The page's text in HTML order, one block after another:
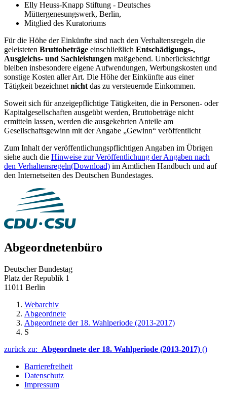
Elly Heuss-Knapp Stiftung - Deutsches
Müttergenesungswerk, Berlin,
Mitglied des Kuratoriums
Für die Höhe der Einkünfte sind nach den Verhaltensregeln die
geleisteten Bruttobeträge einschließlich Entschädigungs-,
Ausgleichs- und Sachleistungen maßgebend. Unberücksichtigt
bleiben insbesondere eigene Aufwendungen, Werbungskosten und
sonstige Kosten aller Art. Die Höhe der Einkünfte aus einer
Tätigkeit bezeichnet nicht das zu versteuernde Einkommen.
Soweit sich für anzeigepflichtige Tätigkeiten, die in Personen- oder
Kapitalgesellschaften ausgeübt werden, Bruttobeträge nicht
ermitteln lassen, werden die ausgekehrten Anteile am
Gesellschaftsgewinn mit der Angabe „Gewinn“ veröffentlicht
Zum Inhalt der veröffentlichungspflichtigen Angaben im Übrigen
siehe auch die Hinweise zur Veröffentlichung der Angaben nach
den Verhaltensregeln(Download) im Amtlichen Handbuch und auf
den Internetseiten des Deutschen Bundestages.
Abgeordnetenbüro
Deutscher Bundestag
Platz der Republik 1
11011 Berlin
Webarchiv
Abgeordnete
Abgeordnete der 18. Wahlperiode (2013-2017)
S
zurück zu: Abgeordnete der 18. Wahlperiode (2013-2017) ()
Barrierefreiheit
Datenschutz
Impressum